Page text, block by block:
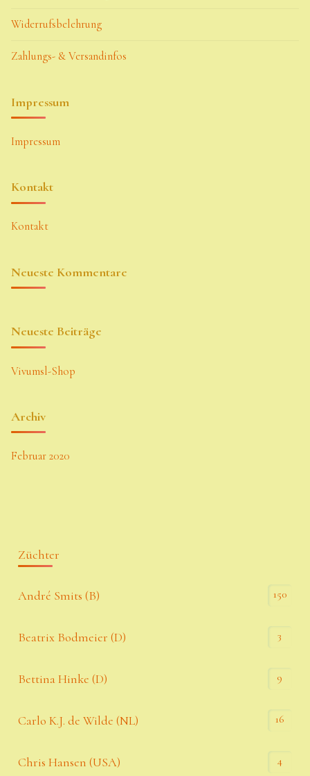
Widerrufsbelehrung
Zahlungs- & Versandinfos
Impressum
Impressum
Kontakt
Kontakt
Neueste Kommentare
Neueste Beiträge
Vivumsl-Shop
Archiv
Februar 2020
Züchter
André Smits (B) 150
Beatrix Bodmeier (D) 3
Bettina Hinke (D) 9
Carlo K.J. de Wilde (NL) 16
Chris Hansen (USA) 4